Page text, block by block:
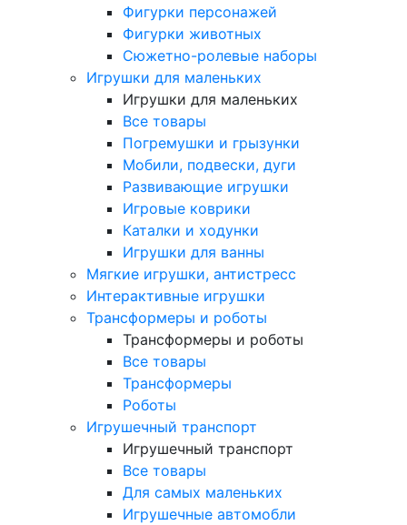
Фигурки персонажей
Фигурки животных
Сюжетно-ролевые наборы
Игрушки для маленьких
Игрушки для маленьких
Все товары
Погремушки и грызунки
Мобили, подвески, дуги
Развивающие игрушки
Игровые коврики
Каталки и ходунки
Игрушки для ванны
Мягкие игрушки, антистресс
Интерактивные игрушки
Трансформеры и роботы
Трансформеры и роботы
Все товары
Трансформеры
Роботы
Игрушечный транспорт
Игрушечный транспорт
Все товары
Для самых маленьких
Игрушечные автомобли